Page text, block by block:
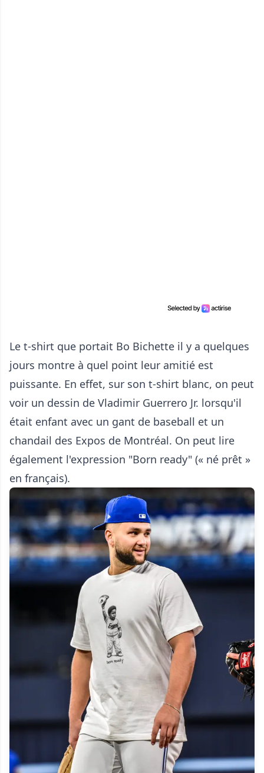
Le t-shirt que portait Bo Bichette il y a quelques
jours montre à quel point leur amitié est
puissante. En effet, sur son t-shirt blanc, on peut
voir un dessin de Vladimir Guerrero Jr. lorsqu'il
était enfant avec un gant de baseball et un
chandail des Expos de Montréal. On peut lire
également l'expression "Born ready" (« né prêt »
en français).